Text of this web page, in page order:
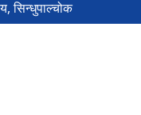
सिन्धुपाल्चोक